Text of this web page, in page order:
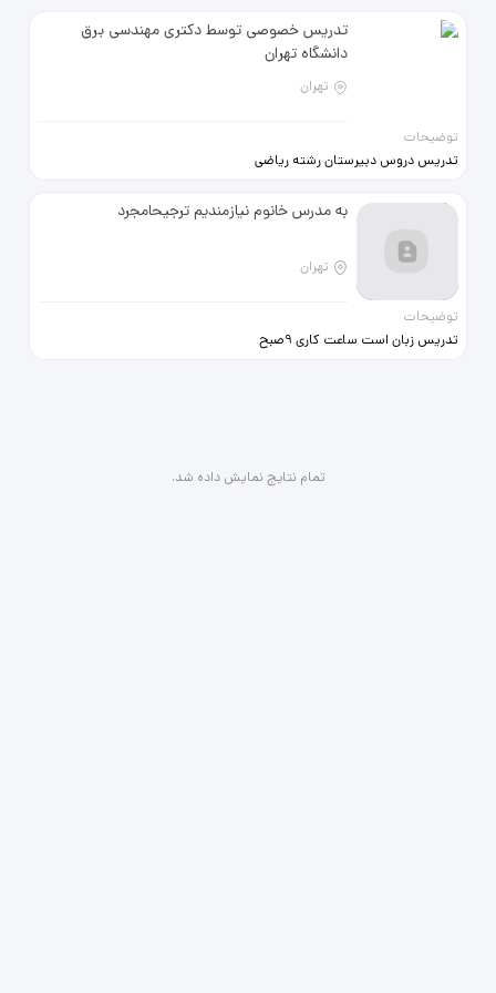
تدریس خصوصی توسط دکتری مهندسی برق
دانشگاه تهران
تهران
توضیحات
تدریس دروس دبیرستان رشته ریاضی
دروس دانشگاه رشته مهندسی برقبه مدرس خانوم نیازمندیم ترجیحامجرد
تهران
توضیحات
تدریس زبان است ساعت کاری 9صبح
تمام نتایج نمایش داده شد.